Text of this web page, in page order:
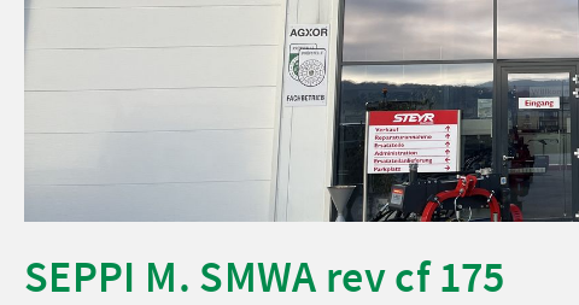
SEPPI M. SMWA rev cf 175